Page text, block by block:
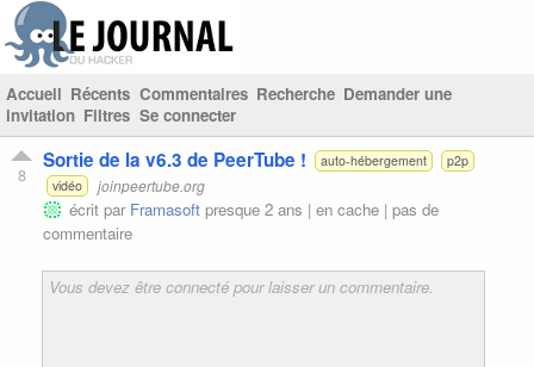
Accueil Récents Commentaires Recherche Demander une
invitation Filtres Se connecter
8
Sortie de la v6.3 de PeerTube ! auto-hébergement
p2p
vidéo
joinpeertube.org
écrit par Framasoft presque 2 ans | en cache | pas de
commentaire